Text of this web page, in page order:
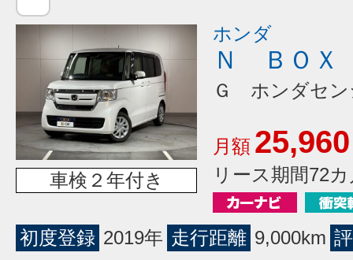
車検２年付き
ホンダ
Ｎ ＢＯＸ
Ｇ ホンダセン
月額 25,960
リース期間72
初度登録 2019年 走行距離 9,000km